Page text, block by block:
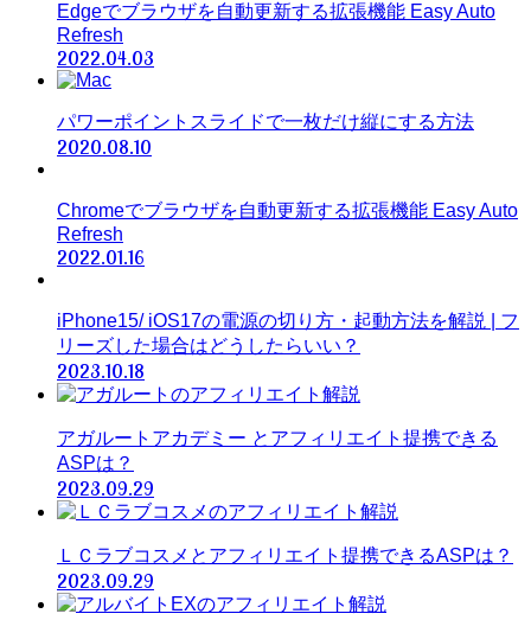
Edgeでブラウザを自動更新する拡張機能 Easy Auto
Refresh
2022.04.03
パワーポイントスライドで一枚だけ縦にする方法
2020.08.10
Chromeでブラウザを自動更新する拡張機能 Easy Auto
Refresh
2022.01.16
iPhone15/ iOS17の電源の切り方・起動方法を解説 | フ
リーズした場合はどうしたらいい？
2023.10.18
アガルートアカデミー とアフィリエイト提携できる
ASPは？
2023.09.29
ＬＣラブコスメとアフィリエイト提携できるASPは？
2023.09.29